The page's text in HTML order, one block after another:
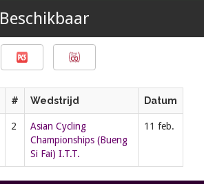
Beschikbaar
# Wedstrijd Datum
2
Asian Cycling
Championships (Bueng
Si Fai) I.T.T.
11 feb.